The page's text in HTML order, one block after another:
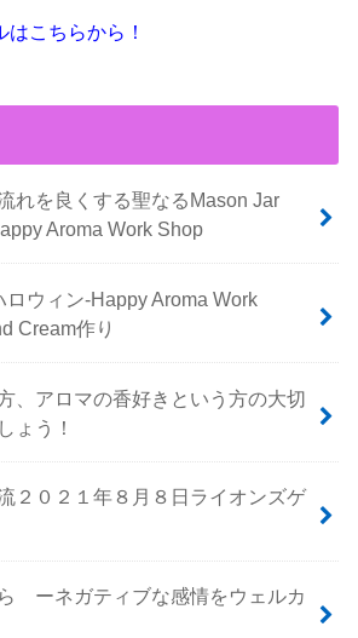
こちらから！
れを良くする聖なるMason Jar
Aroma Work Shop
ロウィン-Happy Aroma Work
Cream作り
、アロマの香好きという方の大切
ょう！
２０２１年８月８日ライオンズゲ
ーネガティブな感情をウェルカ